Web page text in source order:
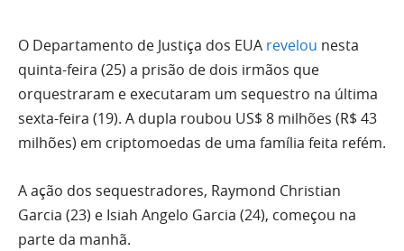
O Departamento de Justiça dos EUA revelou nesta
quinta-feira (25) a prisão de dois irmãos que
orquestraram e executaram um sequestro na última
sexta-feira (19). A dupla roubou US$ 8 milhões (R$ 43
milhões) em criptomoedas de uma família feita refém.
A ação dos sequestradores, Raymond Christian
Garcia (23) e Isiah Angelo Garcia (24), começou na
parte da manhã.